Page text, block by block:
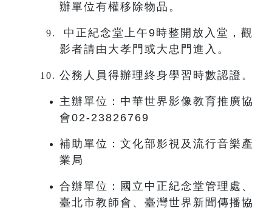
辦單位有權移除物品。
中正紀念堂上午9時整開放入堂，觀
影者請由大孝門或大忠門進入。
公務人員得辦理終身學習時數認證。
主辦單位：中華世界影像教育推廣協
會02-23826769
補助單位：文化部影視及流行音樂產
業局
合辦單位：國立中正紀念堂管理處、
臺北市教師會、臺灣世界新聞傳播協